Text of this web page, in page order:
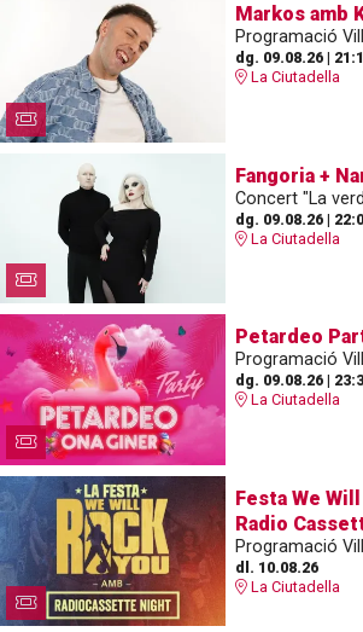
Markos amb
Programació
dg. 09.08.26|
La Ciutadella
Fangoria +
Concert "La
dg. 09.08.26|
La Ciutadella
Petardeo
Programació
dg. 09.08.26|
La Ciutadella
Festa We
Radio
Programació
dl. 10.08.26
La Ciutadella